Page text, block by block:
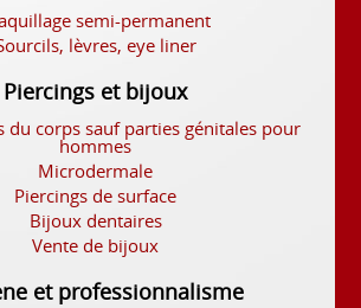
semi-permanent
lèvres, eye liner
Piercings et bijoux
du corps sauf parties génitales pour
hommes
Microdermale
Piercings de surface
Bijoux dentaires
Vente de bijoux
et professionnalisme